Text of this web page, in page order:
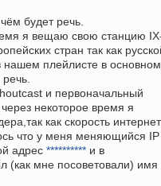
будет речь.
я вещаю свою станцию
стран так как
нашем плейлисте в основном
и первоначальный
некоторое время я
как скорость
что у меня меняющийся IP
адрес ********** и в
(как мне посоветовали) имя